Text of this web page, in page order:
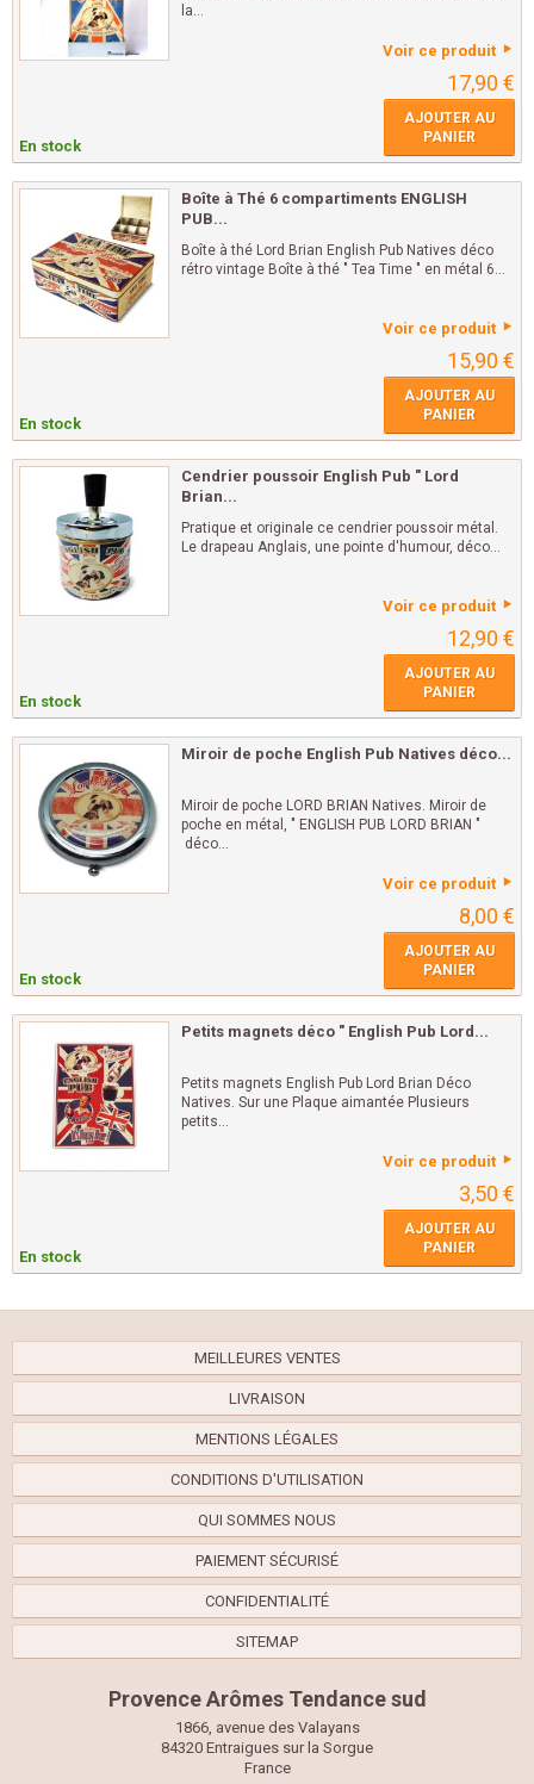
la...
Voir ce produit
17,90 €
En stock
AJOUTER AU
PANIER
Boîte à Thé 6 compartiments ENGLISH
PUB...
Boîte à thé Lord Brian English Pub Natives déco
rétro vintage Boîte à thé " Tea Time " en métal 6...
Voir ce produit
15,90 €
En stock
AJOUTER AU
PANIER
Cendrier poussoir English Pub " Lord
Brian...
Pratique et originale ce cendrier poussoir métal.
Le drapeau Anglais, une pointe d'humour, déco...
Voir ce produit
12,90 €
En stock
AJOUTER AU
PANIER
Miroir de poche English Pub Natives déco...
Miroir de poche LORD BRIAN Natives. Miroir de
poche en métal, " ENGLISH PUB LORD BRIAN "
déco...
Voir ce produit
8,00 €
En stock
AJOUTER AU
PANIER
Petits magnets déco " English Pub Lord...
Petits magnets English Pub Lord Brian Déco
Natives. Sur une Plaque aimantée Plusieurs
petits...
Voir ce produit
3,50 €
En stock
AJOUTER AU
PANIER
MEILLEURES VENTES
LIVRAISON
MENTIONS LÉGALES
CONDITIONS D'UTILISATION
QUI SOMMES NOUS
PAIEMENT SÉCURISÉ
CONFIDENTIALITÉ
SITEMAP
Provence Arômes Tendance sud
1866, avenue des Valayans
84320 Entraigues sur la Sorgue
France